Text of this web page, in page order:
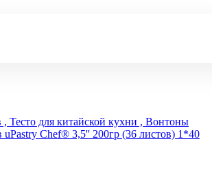
uPastry Chef® 3,5'' 200гр (36 листов) 1*40